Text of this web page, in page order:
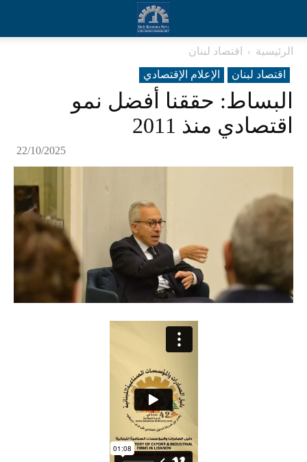
الرئيسية
اقتصاد لبنان
اقتصاد لبنان
الإعلام الإقتصادي
البساط: حققنا أفضل نمو
اقتصادي منذ 2011
22/10/2025